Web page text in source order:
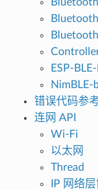
ESP-
NimBLE-
错误代码参
连网 API
Wi-Fi
以太网
Thread
IP 网络